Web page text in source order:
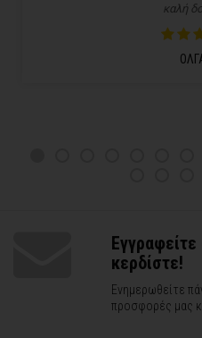
καλή
κερδίστε!
Ενημερωθείτε
προσφορές μας